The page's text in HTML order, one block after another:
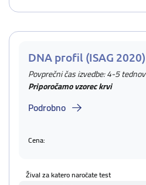
DNA profil (ISAG 2020)
Povprečni čas izvedbe: 4-5 tednov
Priporočamo vzorec krvi
Podrobno
Cena:
Žival za katero naročate test